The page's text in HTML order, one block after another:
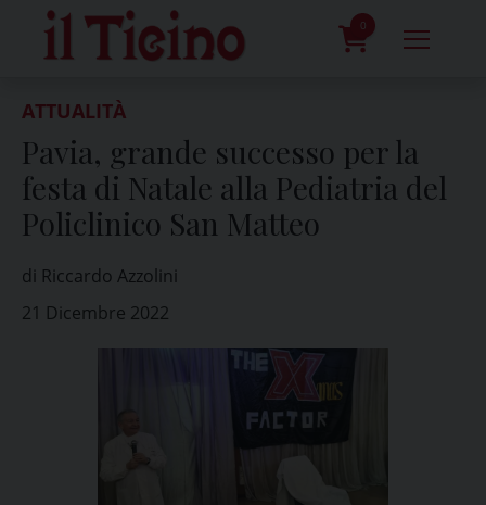
content
0
ATTUALITÀ
Pavia, grande successo per la
festa di Natale alla Pediatria del
Policlinico San Matteo
di Riccardo Azzolini
21 Dicembre 2022